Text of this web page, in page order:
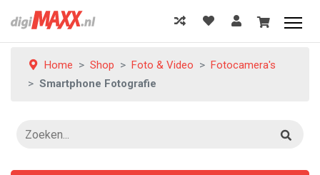
Home Shop Foto & Video
Fotocamera's
Smartphone Fotografie